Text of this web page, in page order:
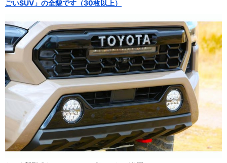
ごいSUV」の全貌です（30枚以上）